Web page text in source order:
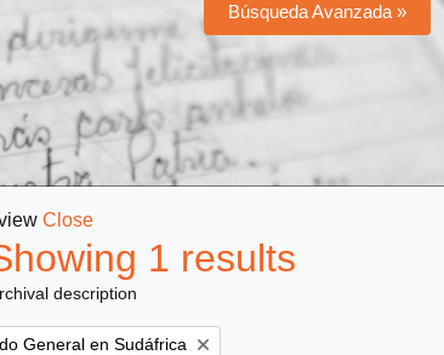
Búsqueda Avanzada »
Close
1 results
description
filter:General en Sudáfrica